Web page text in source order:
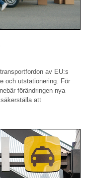
av EU:s
och utstationering. För
förändringen nya
att